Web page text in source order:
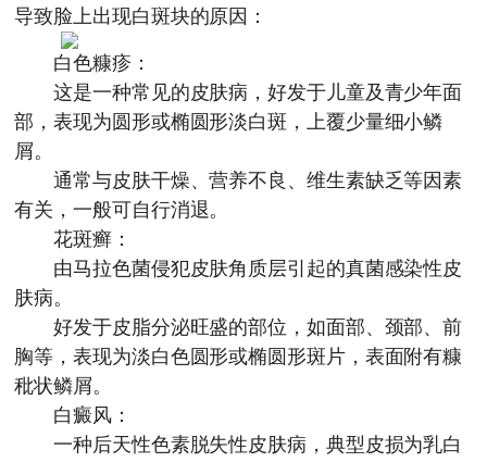
导致脸上出现白斑块的原因：
白色糠疹：
这是一种常见的皮肤病，好发于儿童及青少年面
部，表现为圆形或椭圆形淡白斑，上覆少量细小鳞
屑。
通常与皮肤干燥、营养不良、维生素缺乏等因素
有关，一般可自行消退。
花斑癣：
由马拉色菌侵犯皮肤角质层引起的真菌感染性皮
肤病。
好发于皮脂分泌旺盛的部位，如面部、颈部、前
胸等，表现为淡白色圆形或椭圆形斑片，表面附有糠
秕状鳞屑。
白癜风：
一种后天性色素脱失性皮肤病，典型皮损为乳白